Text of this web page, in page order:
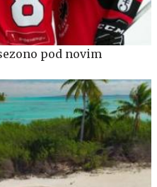
pod novim